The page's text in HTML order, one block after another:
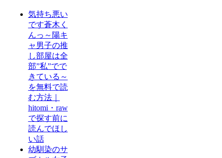
気持ち悪い
です蒼木く
んっ～陽キ
ャ男子の推
し部屋は全
部”私”でで
きている～
を無料で読
む方法｜
hitomi・raw
で探す前に
読んでほし
い話
幼馴染のサ